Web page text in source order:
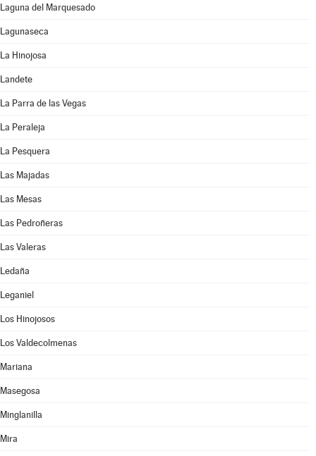
Laguna del Marquesado
Lagunaseca
La Hinojosa
Landete
La Parra de las Vegas
La Peraleja
La Pesquera
Las Majadas
Las Mesas
Las Pedroñeras
Las Valeras
Ledaña
Leganiel
Los Hinojosos
Los Valdecolmenas
Mariana
Masegosa
Minglanilla
Mira